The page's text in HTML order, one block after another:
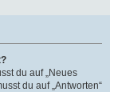
du auf „Neues
du auf „Antworten“